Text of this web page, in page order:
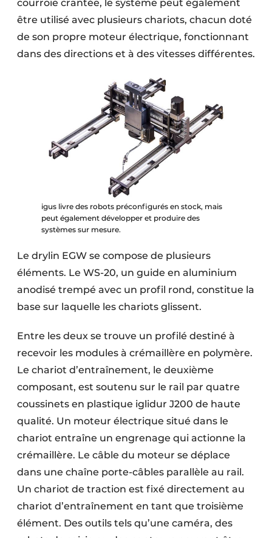
courroie crantée, le système peut également
être utilisé avec plusieurs chariots, chacun doté
de son propre moteur électrique, fonctionnant
dans des directions et à des vitesses différentes.
igus livre des robots préconfigurés en stock, mais
peut également développer et produire des
systèmes sur mesure.
Le drylin EGW se compose de plusieurs
éléments. Le WS-20, un guide en aluminium
anodisé trempé avec un profil rond, constitue la
base sur laquelle les chariots glissent.
Entre les deux se trouve un profilé destiné à
recevoir les modules à crémaillère en polymère.
Le chariot d’entraînement, le deuxième
composant, est soutenu sur le rail par quatre
coussinets en plastique iglidur J200 de haute
qualité. Un moteur électrique situé dans le
chariot entraîne un engrenage qui actionne la
crémaillère. Le câble du moteur se déplace
dans une chaîne porte-câbles parallèle au rail.
Un chariot de traction est fixé directement au
chariot d’entraînement en tant que troisième
élément. Des outils tels qu’une caméra, des